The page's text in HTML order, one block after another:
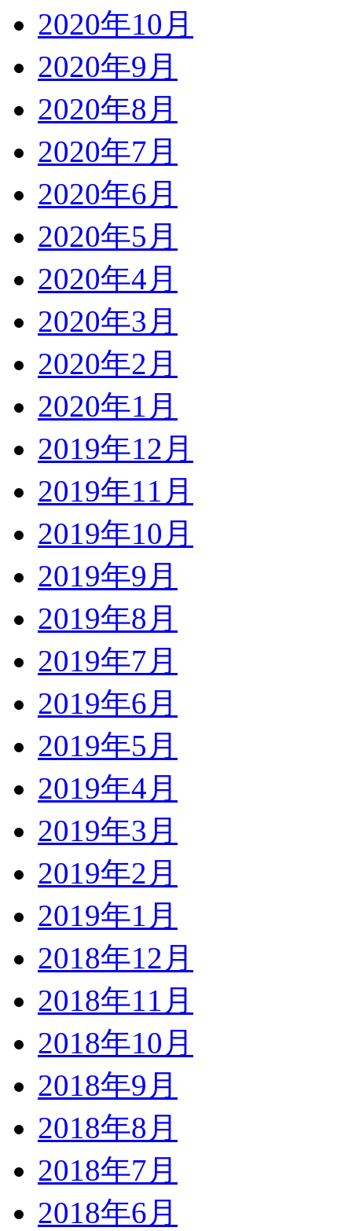
2020年10月
2020年9月
2020年8月
2020年7月
2020年6月
2020年5月
2020年4月
2020年3月
2020年2月
2020年1月
2019年12月
2019年11月
2019年10月
2019年9月
2019年8月
2019年7月
2019年6月
2019年5月
2019年4月
2019年3月
2019年2月
2019年1月
2018年12月
2018年11月
2018年10月
2018年9月
2018年8月
2018年7月
2018年6月